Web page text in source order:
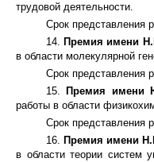
трудовой деятельности.
Срок представления
14. Премия имени
в области молекулярной
Срок представления
15.
Премия имени
работы в области
Срок представления
16. Премия имени
в области теории систем